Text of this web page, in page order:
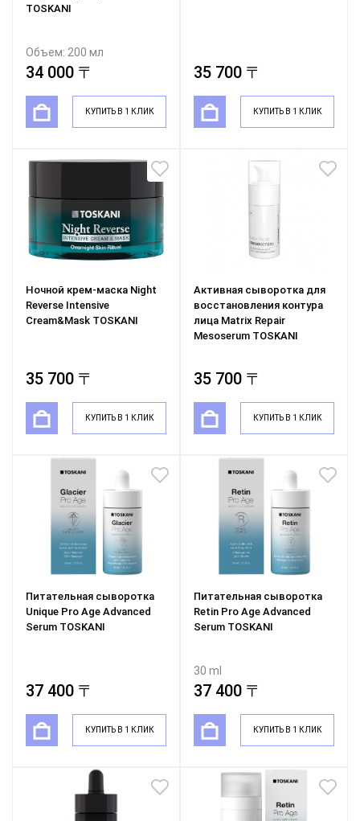
TOSKANI
Объем: 200 мл
34 000 〒
КУПИТЬ В 1 КЛИК
35 700 〒
КУПИТЬ В 1 КЛИК
Ночной крем-маска Night
Reverse Intensive
Cream&Mask TOSKANI
35 700 〒
КУПИТЬ В 1 КЛИК
Активная сыворотка для
восстановления контура
лица Matrix Repair
Mesoserum TOSKANI
35 700 〒
КУПИТЬ В 1 КЛИК
Питательная сыворотка
Unique Pro Age Advanced
Serum TOSKANI
37 400 〒
КУПИТЬ В 1 КЛИК
Питательная сыворотка
Retin Pro Age Advanced
Serum TOSKANI
30 ml
37 400 〒
КУПИТЬ В 1 КЛИК